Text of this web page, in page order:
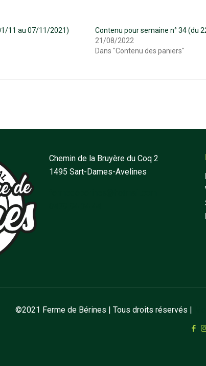
11 au 07/11/2021)
Contenu pour semaine n° 34 (du
21/08/2022
Dans "Contenu des paniers"
Chemin de la Bruyère du Coq 2
1495 Sart-Dames-Avelines
©2021 Ferme de Bérines | Tous droits réservés |